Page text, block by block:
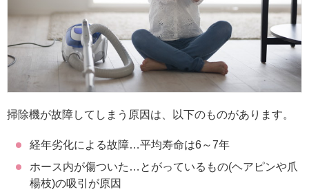
掃除機が故障してしまう原因は、以下のものがあります。
経年劣化による故障…平均寿命は6～7年
ホース内が傷ついた…とがっているもの(ヘアピンや爪
楊枝)の吸引が原因